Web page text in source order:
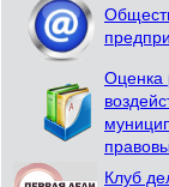
Оценка
Клуб